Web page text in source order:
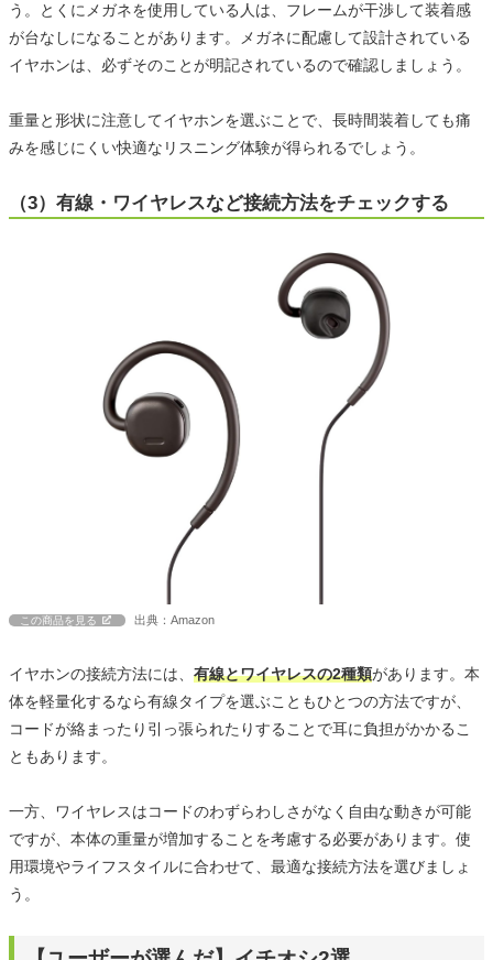
う。とくにメガネを使用している人は、フレームが干渉して装着感
が台なしになることがあります。メガネに配慮して設計されている
イヤホンは、必ずそのことが明記されているので確認しましょう。
重量と形状に注意してイヤホンを選ぶことで、長時間装着しても痛
みを感じにくい快適なリスニング体験が得られるでしょう。
（3）有線・ワイヤレスなど接続方法をチェックする
この商品を見る 出典：Amazon
イヤホンの接続方法には、 有線とワイヤレスの2種類があります。本
体を軽量化するなら有線タイプを選ぶこともひとつの方法ですが、
コードが絡まったり引っ張られたりすることで耳に負担がかかるこ
ともあります。
一方、ワイヤレスはコードのわずらわしさがなく自由な動きが可能
ですが、本体の重量が増加することを考慮する必要があります。使
用環境やライフスタイルに合わせて、最適な接続方法を選びましょ
う。